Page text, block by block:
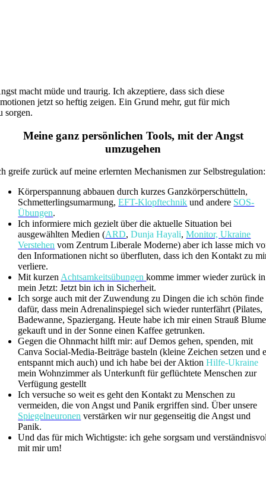
macht müde und traurig. Ich akzeptiere, dass sich diese
jetzt so heftig zeigen. Ein Grund mehr, gut für mich
sorgen.
Meine ganz persönlichen Tools, mit der Angst
umzugehen
greife zurück auf meine erlernten Mechanismen zur Selbstregulation:
Körperspannung abbauen durch kurzes Ganzkörperschütteln,
Schmetterlingsumarmung,EFT-Klopftechnik und andere SOS-
Übungen.
Ich informiere mich gezielt über die aktuelle Situation bei
ausgewählten Medien (ARD,Dunja Hayali,Monitor,Ukraine
Verstehen vom Zentrum Liberale Moderne) aber ich lasse mich
den Informationen nicht so überfluten, dass ich den Kontakt zu
verliere.
Mit kurzen Achtsamkeitsübungen komme immer wieder zurück in
mein Jetzt: Jetzt bin ich in Sicherheit.
Ich sorge auch mit der Zuwendung zu Dingen die ich schön finde
dafür, dass mein Adrenalinspiegel sich wieder runterfährt (Pilates,
Badewanne, Spaziergang. Heute habe ich mir einen Strauß
gekauft und in der Sonne einen Kaffee getrunken.
Gegen die Ohnmacht hilft mir: auf Demos gehen, spenden, mit
Canva Social-Media-Beiträge basteln (kleine Zeichen setzen und
entspannt mich auch) und ich habe bei der AktionHilfe-Ukraine
mein Wohnzimmer als Unterkunft für geflüchtete Menschen zur
Verfügung gestellt
Ich versuche so weit es geht den Kontakt zu Menschen zu
vermeiden, die von Angst und Panik ergriffen sind. Über unsere
Spiegelneuronen verstärken wir nur gegenseitig die Angst und
Panik.
Und das für mich Wichtigste: ich gehe sorgsam und
mit mir um!